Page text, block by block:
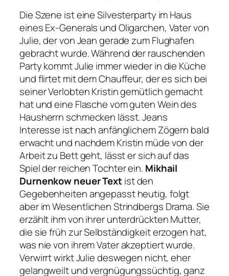
Die Szene ist eine Silvesterparty im Haus
eines Ex-Generals und Oligarchen, Vater von
Julie, der von Jean gerade zum Flughafen
gebracht wurde. Während der rauschenden
Party kommt Julie immer wieder in die Küche
und flirtet mit dem Chauffeur, der es sich bei
seiner Verlobten Kristin gemütlich gemacht
hat und eine Flasche vom guten Wein des
Hausherrn schmecken lässt. Jeans
Interesse ist nach anfänglichem Zögern bald
erwacht und nachdem Kristin müde von der
Arbeit zu Bett geht, lässt er sich auf das
Spiel der reichen Tochter ein. Mikhail
Durnenkow neuer Textist den
Gegebenheiten angepasst heutig, folgt
aber im Wesentlichen Strindbergs Drama. Sie
erzählt ihm von ihrer unterdrückten Mutter,
die sie früh zur Selbständigkeit erzogen hat,
was nie von ihrem Vater akzeptiert wurde.
Verwirrt wirkt Julie deswegen nicht, eher
gelangweilt und vergnügungssüchtig, ganz